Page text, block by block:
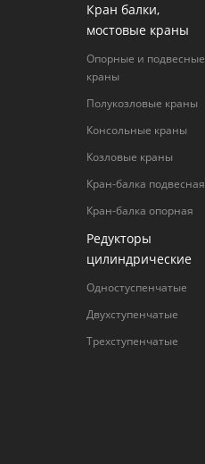
Кран балки,
мостовые краны
Опорные и подвесные
краны
Полукозловые краны
Консольные краны
Козловые краны
Кран-балка подвесная
Кран-балка опорная
Редукторы
цилиндрические
Одностуспенчатые
Двухступенчатые
Трехступенчатые